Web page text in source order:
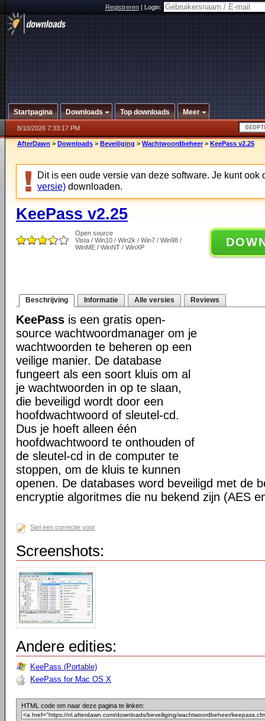
Registreren|Login:
Startpagina Downloads Top downloads Meer
8/10/2026 7:33:17 PM
AfterDawn > Downloads > Beveiliging > Wachtwoordbeheer > KeePass v2.25
Dit is een oude versie van deze software. Je kunt ook
versie) downloaden.
KeePass v2.25
Open source
Vista / Win10 / Win2k / Win7 / Win98 /
WinME / WinNT / WinXP
Beschrijving Informatie Alle versies Reviews
KeePass is een gratis open-
source wachtwoordmanager om je
wachtwoorden te beheren op een
veilige manier. De database
fungeert als een soort kluis om al
je wachtwoorden in op te slaan,
die beveiligd wordt door een
hoofdwachtwoord of sleutel-cd.
Dus je hoeft alleen één
hoofdwachtwoord te onthouden of
de sleutel-cd in de computer te
stoppen, om de kluis te kunnen
openen. De databases word beveiligd met de
encryptie algoritmes die nu bekend zijn (AES
Stel een correctie voor
Screenshots:
Andere edities:
KeePass (Portable)
KeePass for Mac OS X
HTML code om naar deze pagina te linken: